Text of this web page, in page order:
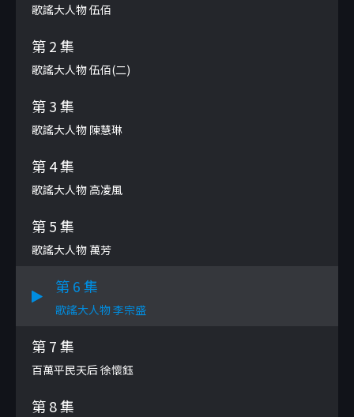
歌謠大人物 伍佰
第 2 集
歌謠大人物 伍佰(二)
第 3 集
歌謠大人物 陳慧琳
第 4 集
歌謠大人物 高凌風
第 5 集
歌謠大人物 萬芳
第 6 集
歌謠大人物 李宗盛
第 7 集
百萬平民天后 徐懷鈺
第 8 集